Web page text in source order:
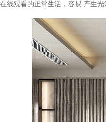
在线观看的正常生活，容易 产生光污染